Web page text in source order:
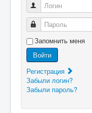
Логин
Пароль
Запомнить меня
Войти
Регистрация
Забыли логин?
Забыли пароль?